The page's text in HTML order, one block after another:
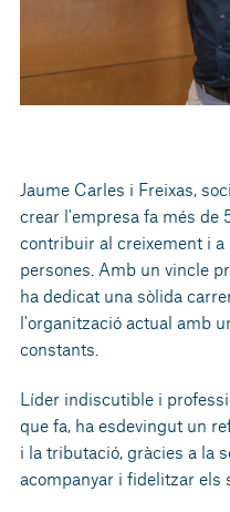
Jaume Carles i Freixas,
crear l'empresa fa més de
contribuir al creixement i a
persones. Amb un vincle
ha dedicat una sòlida
l'organització actual amb
constants.
Líder indiscutible i
que fa, ha esdevingut un
i la tributació, gràcies a la
acompanyar i fidelitzar els